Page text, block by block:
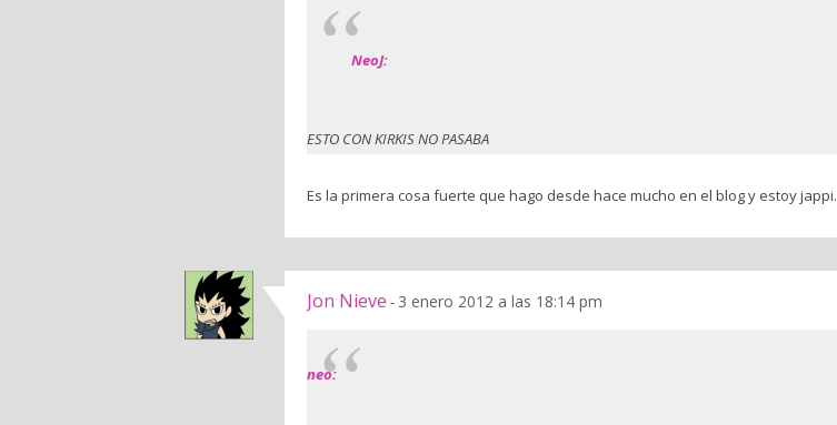
NeoJ:
ESTO CON KIRKIS NO PASABA
Es la primera cosa fuerte que hago desde hace mucho en el blog y estoy jappi.
Jon Nieve - 3 enero 2012 a las 18:14 pm
neo: